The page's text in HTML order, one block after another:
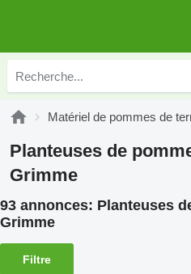
Matériel de pommes de
Planteuses de
Grimme
93 annonces: Planteuses
Grimme
Filtre